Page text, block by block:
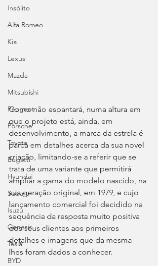
Insólito
Alfa Romeo
Kia
Lexus
Mazda
Mitsubishi
Peugeot
Porsche
Toyota
Bugatti
Hyundai
Subaru
Isuzu
Genesis
Tesla
BYD
Como não espantará, numa altura em
que o projeto está, ainda, em
desenvolvimento, a marca da estrela é
parca em detalhes acerca da sua novel
criação, limitando-se a referir que se
trata de uma variante que permitirá
ampliar a gama do modelo nascido, na
sua geração original, em 1979, e cujo
lançamento comercial foi decidido na
sequência da resposta muito positiva
dos seus clientes aos primeiros
detalhes e imagens que da mesma
lhes foram dados a conhecer.